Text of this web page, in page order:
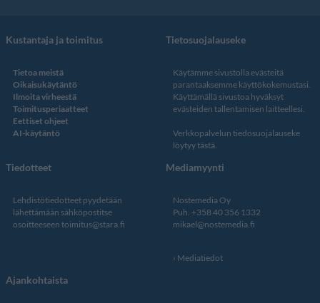
Kustantaja ja toimitus
Tietoa meistä
Oikaisukäytäntö
Ilmoita virheestä
Toimitusperiaatteet
Eettiset ohjeet
AI-käytäntö
Tietosuojalauseke
Käytämme sivustolla evästeitä
parantaaksemme käyttökokemustasi.
Käyttämällä sivustoa hyväksyt
evästeiden tallentamisen laitteellesi.
Verkkopalvelun tiedosuojalauseke
löytyy tästä
Tiedotteet
Lehdistötiedotteet pyydetään
lähettämään sähköpostitse
osoitteeseen toimitus@stara.fi
Mediamyynti
Nostemedia Oy
Puh. +358 40 356 1332
mikael@nostemedia.fi
Mediatiedot
Ajankohtaista